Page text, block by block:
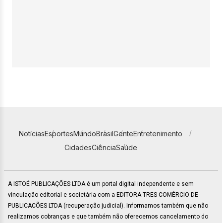
NotíciasEsportesMundoBrasilGenteEntretenimento
CidadesCiênciaSaúde
A ISTOÉ PUBLICAÇÕES LTDA é um portal digital independente e sem
vinculação editorial e societária com a EDITORA TRES COMÉRCIO DE
PUBLICACÕES LTDA (recuperação judicial). Informamos também que não
realizamos cobranças e que também não oferecemos cancelamento do